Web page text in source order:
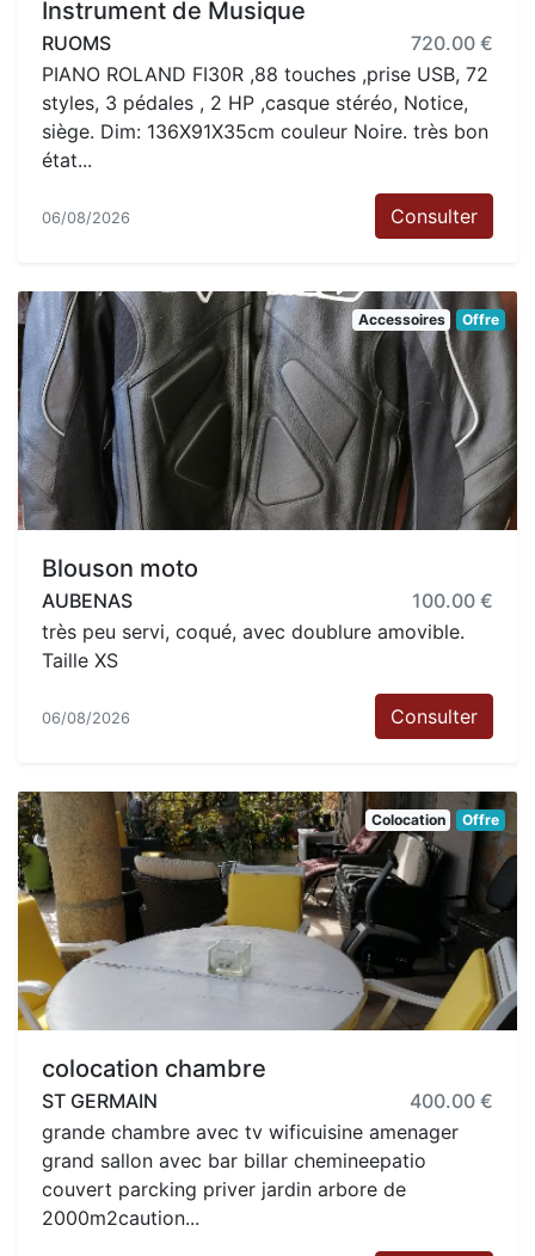
Instrument de Musique
RUOMS
720.00 €
PIANO ROLAND FI30R ,88 touches ,prise USB, 72
styles, 3 pédales , 2 HP ,casque stéréo, Notice,
siège. Dim: 136X91X35cm couleur Noire. très bon
état...
06/08/2026 Consulter
Accessoires Offre
Blouson moto
AUBENAS
100.00 €
très peu servi, coqué, avec doublure amovible.
Taille XS
06/08/2026 Consulter
Colocation Offre
colocation chambre
ST GERMAIN
400.00 €
grande chambre avec tv wificuisine amenager
grand sallon avec bar billar chemineepatio
couvert parcking priver jardin arbore de
2000m2caution...